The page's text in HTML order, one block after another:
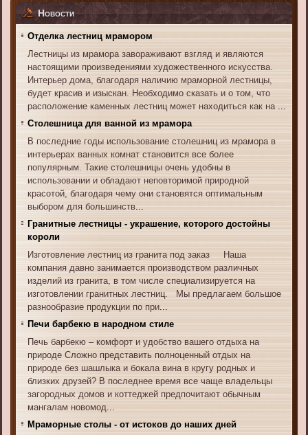
Новости
Отделка лестниц мрамором
Лестницы из мрамора завораживают взгляд и являются
настоящими произведениями художественного искусства.
Интерьер дома, благодаря наличию мраморной лестницы,
будет красив и изыскан. Необходимо сказать и о том, что
расположение каменных лестниц может находиться как на
Столешница для ванной из мрамора
В последние годы использование столешниц из мрамора в
интерьерах ванных комнат становится все более
популярным. Такие столешницы очень удобны в
использовании и обладают неповторимой природной
красотой, благодаря чему они становятся оптимальным
выбором для большинств
Гранитные лестницы - украшение, которого достойны
короли
Изготовление лестниц из гранита под заказ Наша
компания давно занимается производством различных
изделий из гранита, в том числе специализируется на
изготовлении гранитных лестниц. Мы предлагаем большое
разнообразие продукции по при
Печи барбекю в народном стиле
Печь барбекю – комфорт и удобство вашего отдыха на
природе Сложно представить полноценный отдых на
природе без шашлыка и бокала вина в кругу родных и
близких друзей? В последнее время все чаще владельцы
загородных домов и коттеджей предпочитают обычным
мангалам новомод
Мраморные столы - от истоков до наших дней